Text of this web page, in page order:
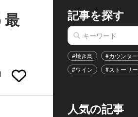
最 記事を探す
#焼き鳥 #カウンター
#ワイン
#ストーリー
人気の記事